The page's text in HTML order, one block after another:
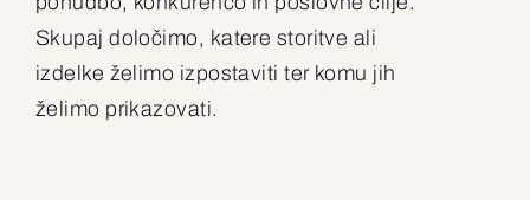
Skupaj določimo, katere storitve ali
izdelke želimo izpostaviti ter komu jih
želimo prikazovati.